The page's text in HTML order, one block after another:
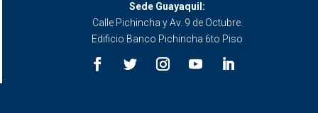
Sede Guayaquil:
Calle Pichincha y Av. 9 de Octubre.
Edificio Banco Pichincha 6to Piso